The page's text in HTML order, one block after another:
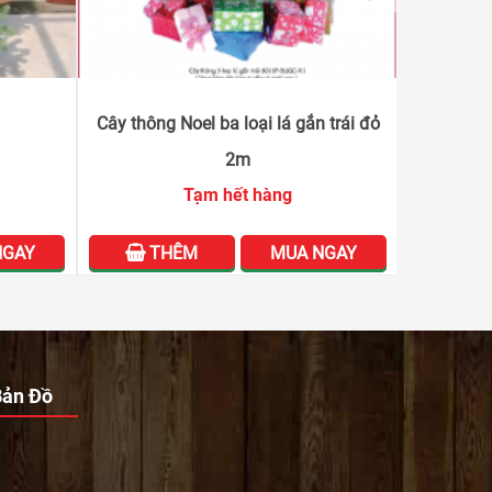
Cây thông Noel ba loại lá gắn trái đỏ
2m
Tạm hết hàng
THÊM MUA NGAY
Đồ